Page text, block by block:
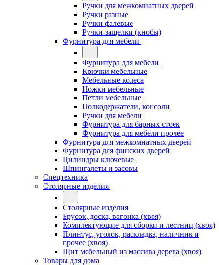
Ручки для межкомнатных дверей
Ручки разные
Ручки фалевые
Ручки-защелки (кнобы)
Фурнитура для мебели
Фурнитура для мебели
Крючки мебельные
Мебельные колеса
Ножки мебельные
Петли мебельные
Полкодержатели, консоли
Ручки для мебели
Фурнитура для барных стоек
Фурнитура для мебели прочее
Фурнитура для межкомнатных дверей
Фурнитура для финских дверей
Цилиндры ключевые
Шпингалеты и засовы
Спецтехника
Столярные изделия
Столярные изделия
Брусок, доска, вагонка (хвоя)
Комплектующие для сборки и лестниц (хвоя)
Плинтус, уголок, раскладка, наличник и
прочее (хвоя)
Щит мебельный из массива дерева (хвоя)
Товары для дома